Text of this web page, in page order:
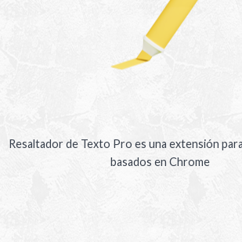
Resaltador de Texto Pro es una extensión
basados en Chrome